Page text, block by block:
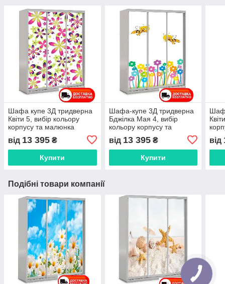
Шафа купе 3Д тридверна
Квіти 5, вибір кольору
корпусу та малюнка
від 13 395 ₴
Купити
Шафа-купе 3Д тридверна
Бджілка Мая 4, вибір
кольору корпусу та
від 13 395₴
Купити
від
Подібні товари компанії